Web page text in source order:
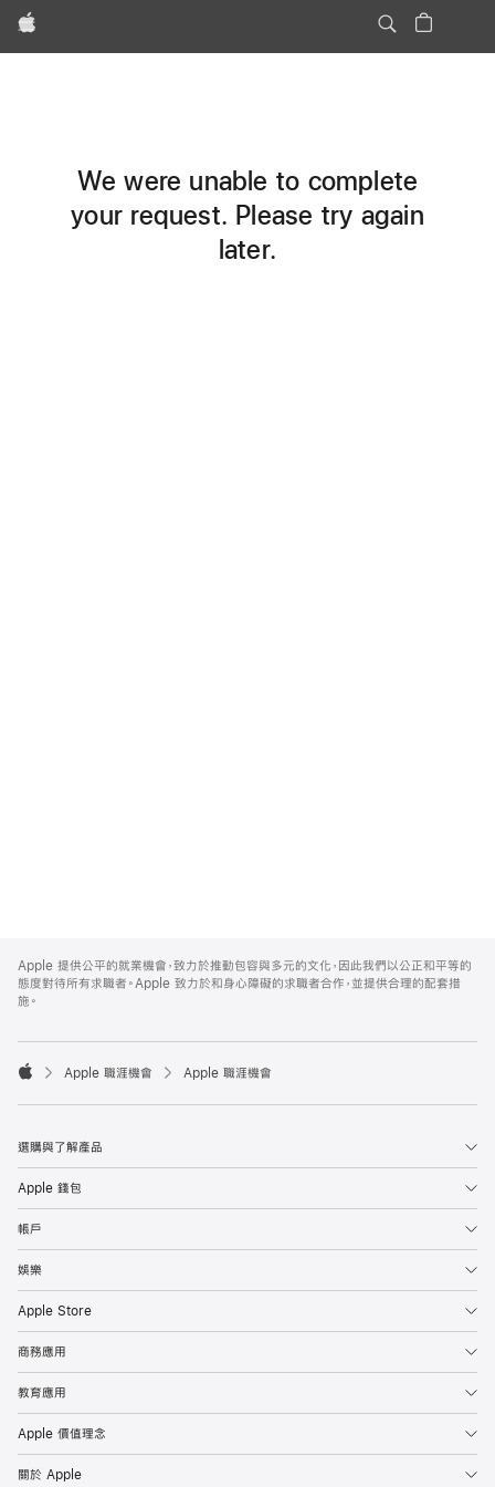
Apple
We were unable to complete
your request. Please try again
later.
Footer
Apple 提供公平的就業機會，致力於推動包容與多元的文化，因此我們以公正和平等的
態度對待所有求職者。Apple 致力於和身心障礙的求職者合作，並提供合理的配套措
施。

Apple 職涯機會 Apple 職涯機會
選購與了解產品
Apple 錢包
帳戶
娛樂
Apple Store
商務應用
教育應用
Apple 價值理念
關於 Apple